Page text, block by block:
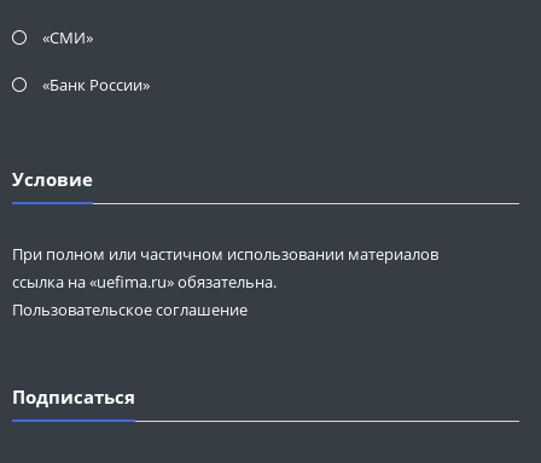
«СМИ»
«Банк России»
Условие
При полном или частичном использовании материалов
ссылка на «uefima.ru» обязательна.
Пользовательское соглашение
Подписаться